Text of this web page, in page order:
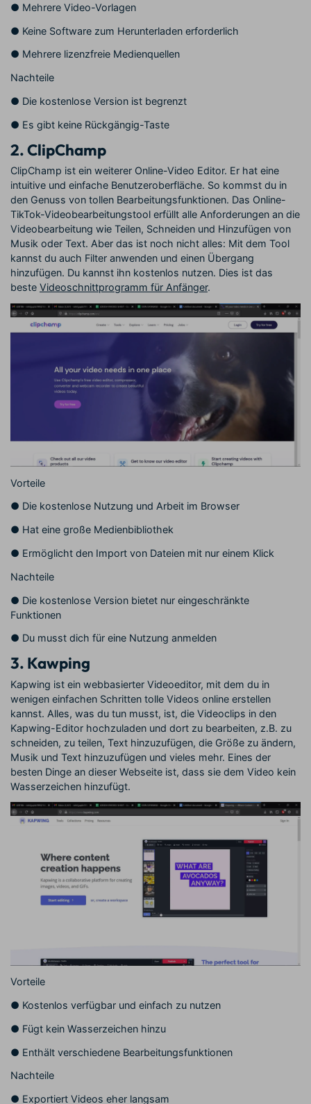
● Mehrere Video-Vorlagen
● Keine Software zum Herunterladen erforderlich
● Mehrere lizenzfreie Medienquellen
Nachteile
● Die kostenlose Version ist begrenzt
● Es gibt keine Rückgängig-Taste
2.ClipChamp
ClipChamp ist ein weiterer Online-Video Editor. Er hat eine
intuitive und einfache Benutzeroberfläche. So kommst du in
den Genuss von tollen Bearbeitungsfunktionen. Das Online-
TikTok-Videobearbeitungstool erfüllt alle Anforderungen an die
Videobearbeitung wie Teilen, Schneiden und Hinzufügen von
Musik oder Text. Aber das ist noch nicht alles: Mit dem Tool
kannst du auch Filter anwenden und einen Übergang
hinzufügen. Du kannst ihn kostenlos nutzen. Dies ist das
beste Videoschnittprogramm für Anfänger.
Vorteile
● Die kostenlose Nutzung und Arbeit im Browser
● Hat eine große Medienbibliothek
● Ermöglicht den Import von Dateien mit nur einem Klick
Nachteile
● Die kostenlose Version bietet nur eingeschränkte
Funktionen
● Du musst dich für eine Nutzung anmelden
3. Kawping
Kapwing ist ein webbasierter Videoeditor, mit dem du in
wenigen einfachen Schritten tolle Videos online erstellen
kannst. Alles, was du tun musst, ist, die Videoclips in den
Kapwing-Editor hochzuladen und dort zu bearbeiten, z.B. zu
schneiden, zu teilen, Text hinzuzufügen, die Größe zu ändern,
Musik und Text hinzuzufügen und vieles mehr. Eines der
besten Dinge an dieser Webseite ist, dass sie dem Video kein
Wasserzeichen hinzufügt.
Vorteile
● Kostenlos verfügbar und einfach zu nutzen
● Fügt kein Wasserzeichen hinzu
● Enthält verschiedene Bearbeitungsfunktionen
Nachteile
● Exportiert Videos eher langsam